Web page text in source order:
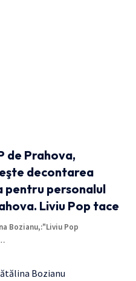
de Prahova,
decontarea
pentru personalul
Liviu Pop tace
Bozianu,:"Liviu Pop